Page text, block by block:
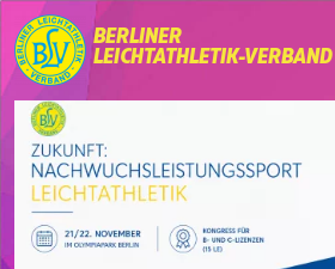
BERLINER
LEICHTATHLETIK-VERBAND